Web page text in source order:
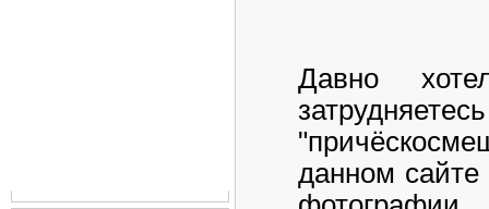
Давно
данном